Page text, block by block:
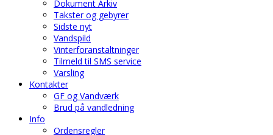
Dokument Arkiv
Takster og gebyrer
Sidste nyt
Vandspild
Vinterforanstaltninger
Tilmeld til SMS service
Varsling
Kontakter
GF og Vandværk
Brud på vandledning
Info
Ordensregler